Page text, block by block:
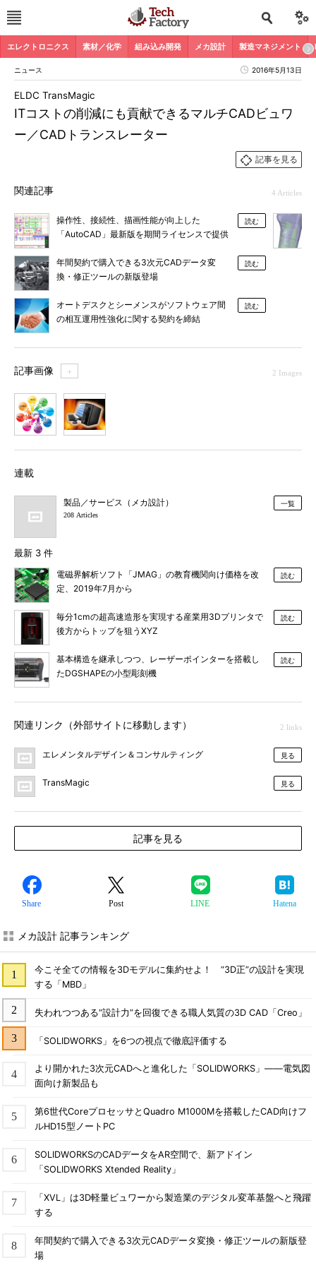
エレクトロニクス 素材／化学 組み込み開発 メカ設計 製造マネジメント
ニュース 2016年5月13日
ITコストの削減にも貢献できるマルチCADビュワ
ー／CADトランスレーター
ELDC TransMagic
記事を見る
関連記事 4 Articles
操作性、接続性、描画性能が向上した
「AutoCAD」最新版を期間ライセンスで提供
読む
年間契約で購入できる3次元CADデータ変
換・修正ツールの新版登場
読む
オートデスクとシーメンスがソフトウェア間
の相互運用性強化に関する契約を締結
読む
記事画像 ＋ 2 Images
連載
製品／サービス（メカ設計）
208 Articles
一覧
最新 3 件
電磁界解析ソフト「JMAG」の教育機関向け価格を改
定、2019年7月から
読む
毎分1cmの超高速造形を実現する産業用3Dプリンタで
後方からトップを狙うXYZ
読む
基本構造を継承しつつ、レーザーポインターを搭載し
たDGSHAPEの小型彫刻機
読む
関連リンク（外部サイトに移動します） 2 links
エレメンタルデザイン＆コンサルティング 見る
TransMagic 見る
記事を見る
Share Post LINE Hatena
メカ設計 記事ランキング
今こそ全ての情報を3Dモデルに集約せよ！ “3D正”の設計を実現
する「MBD」
失われつつある“設計力”を回復できる職人気質の3D CAD「Creo」
「SOLIDWORKS」を6つの視点で徹底評価する
より開かれた3次元CADへと進化した「SOLIDWORKS」――電気図
面向け新製品も
第6世代CoreプロセッサとQuadro M1000Mを搭載したCAD向けフ
ルHD15型ノートPC
SOLIDWORKSのCADデータをAR空間で、新アドイン
「SOLIDWORKS Xtended Reality」
「XVL」は3D軽量ビュワーから製造業のデジタル変革基盤へと飛躍
する
年間契約で購入できる3次元CADデータ変換・修正ツールの新版登
場